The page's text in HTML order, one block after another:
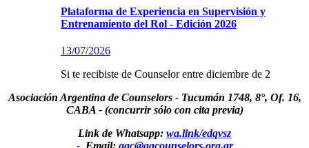
Plataforma de Experiencia en Supervisión y
Entrenamiento del Rol - Edición 2026
13/07/2026
Si te recibiste de Counselor entre diciembre de 2
Asociación Argentina de Counselors - Tucumán 1748, 8°, Of. 16,
CABA - (concurrir sólo con cita previa)
Link de Whatsapp: wa.link/edqvsz